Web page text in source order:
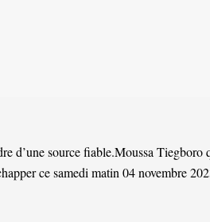
d’une source fiable.Moussa Tiegboro
ce samedi matin 04 novembre